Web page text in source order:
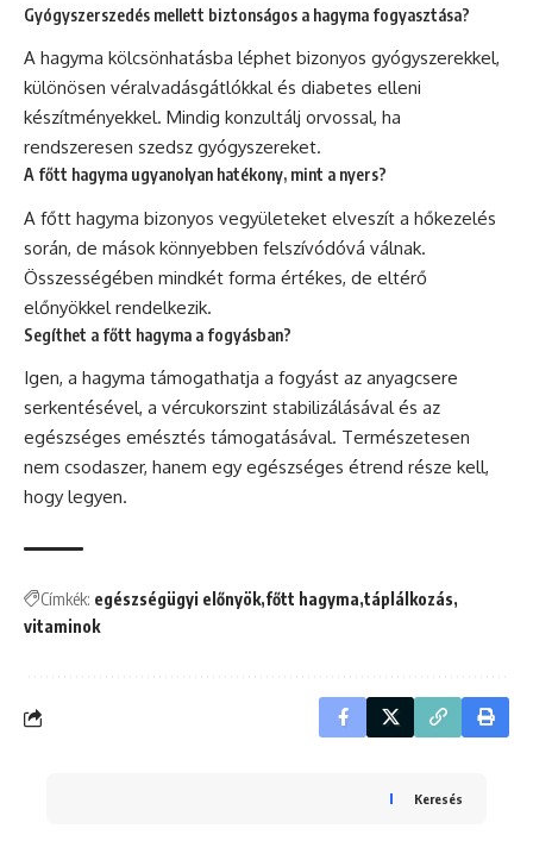
Gyógyszerszedés mellett biztonságos a hagyma fogyasztása?
A hagyma kölcsönhatásba léphet bizonyos gyógyszerekkel,
különösen véralvadásgátlókkal és diabetes elleni
készítményekkel. Mindig konzultálj orvossal, ha
rendszeresen szedsz gyógyszereket.
A főtt hagyma ugyanolyan hatékony, mint a nyers?
A főtt hagyma bizonyos vegyületeket elveszít a hőkezelés
során, de mások könnyebben felszívódóvá válnak.
Összességében mindkét forma értékes, de eltérő
előnyökkel rendelkezik.
Segíthet a főtt hagyma a fogyásban?
Igen, a hagyma támogathatja a fogyást az anyagcsere
serkentésével, a vércukorszint stabilizálásával és az
egészséges emésztés támogatásával. Természetesen
nem csodaszer, hanem egy egészséges étrend része kell,
hogy legyen.
Címkék: egészségügyi előnyök főtt hagyma táplálkozás
vitaminok
Keresés